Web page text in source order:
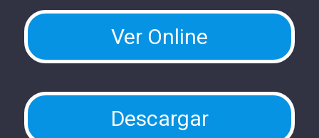
Ver Online
Descargar